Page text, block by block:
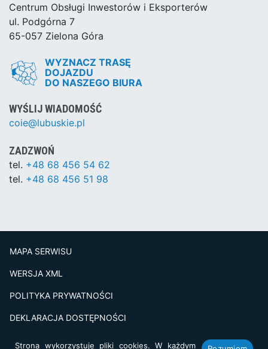
Centrum Obsługi Inwestorów i Eksporterów
ul. Podgórna 7
65-057 Zielona Góra
WYZNACZ TRASĘ
DOJAZDU
DO NASZEGO BIURA
WYŚLIJ WIADOMOŚĆ
coie@lubuskie.pl
ZADZWOŃ
tel. +48 68 456 54 62
tel. +48 68 456 51 98
MAPA SERWISU
WERSJA XML
POLITYKA PRYWATNOŚCI
DEKLARACJA DOSTĘPNOŚCI
Strona wykorzystuje pliki cookies. W każdym